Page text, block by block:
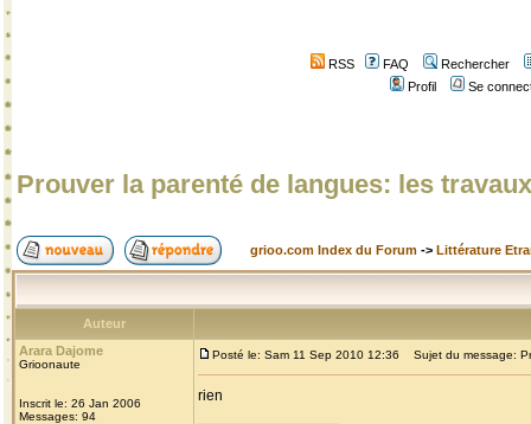
RSS FAQ
Rechercher
Profil
Se
Prouver la parenté de langues: les
grioo.com Index du Forum -> Littérature
Auteur
Arara Dajome
Grioonaute
Inscrit le: 26 Jan 2006
Messages: 94
Posté le: Sam 11 Sep 2010 12:36 Sujet du message:
rien